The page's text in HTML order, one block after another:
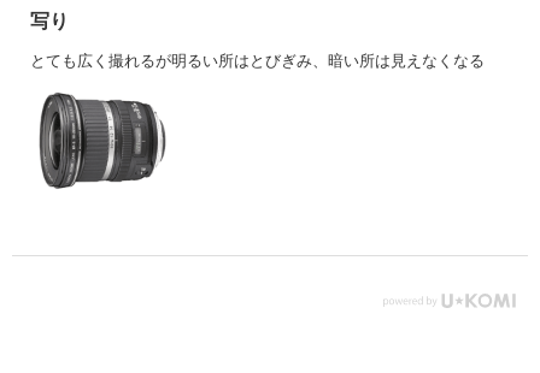
写り
とても広く撮れるが明るい所はとびぎみ、暗い所は見えなくなる